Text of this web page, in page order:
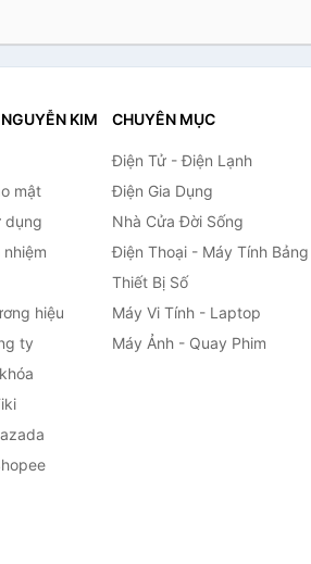
KIM
mật
dụng
hiệu
ty
CHUYÊN MỤC
Điện Tử - Điện Lạnh
Điện Gia Dụng
Nhà Cửa Đời Sống
Điện Thoại - Máy Tính Bảng
Thiết Bị Số
Máy Vi Tính - Laptop
Máy Ảnh - Quay Phim